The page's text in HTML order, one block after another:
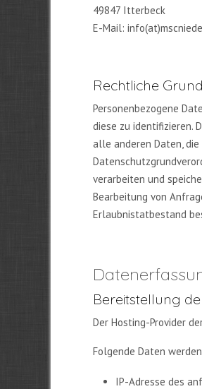
49847 Itterbeck
E-Mail:
Rechtliche
Personenbezogene
diese zu identifizieren.
alle anderen Daten,
verarbeiten und
Bearbeitung von
Erlaubnistatbestand
Bereitstellung
Der Hosting-Provider
Folgende Daten
IP-Adresse des